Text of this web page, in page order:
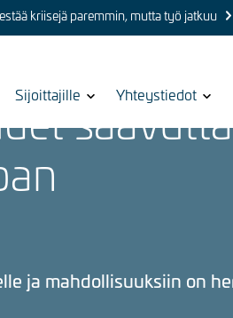
kriisejä paremmin, mutta työ jatkuu
Show
for
Sijoittajille
Show
for
Yhteystiedot
ja mahdollisuuksiin on